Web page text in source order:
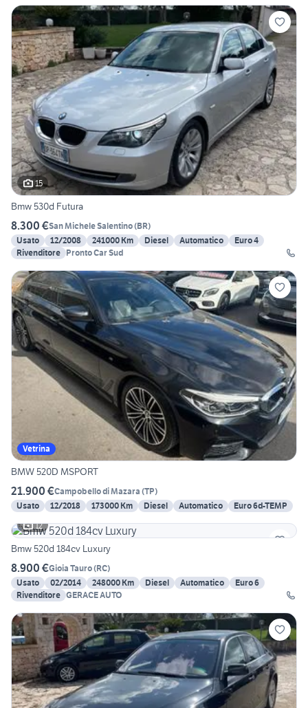
15
Bmw 530d Futura
8.300 €San Michele Salentino(BR)
Usato
12/2008 241000 Km Diesel Automatico
Euro 4
Rivenditore Pronto Car Sud
Vetrina
BMW 520D MSPORT
21.900 €Campobello di Mazara (TP)
Usato
12/2018 173000 Km Diesel Automatico
Euro 6d-TEMP
12
Bmw 520d 184cv Luxury
8.900 €Gioia Tauro(RC)
Usato
02/2014 248000 Km Diesel Automatico
Euro 6
Rivenditore GERACE AUTO